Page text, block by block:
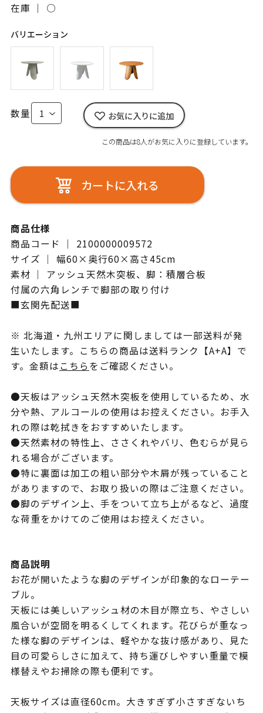
在庫 ｜ ○
バリエーション
数量 お気に入りに追加
この商品は8人がお気に入りに登録しています。
カートに入れる
商品仕様
商品コード ｜ 2100000009572
サイズ ｜ 幅60×奥行60×高さ45cm
素材 ｜ アッシュ天然木突板、脚：積層合板
付属の六角レンチで脚部の取り付け
■玄関先配送■
※ 北海道・九州エリアに関しましては一部送料が発
生いたします。こちらの商品は送料ランク【A+A】で
す。金額はこちらをご確認ください。
●天板はアッシュ天然木突板を使用しているため、水
分や熱、アルコールの使用はお控えください。お手入
れの際は乾拭きをおすすめいたします。
●天然素材の特性上、ささくれやバリ、色むらが見ら
れる場合がございます。
●特に裏面は加工の粗い部分や木屑が残っていること
がありますので、お取り扱いの際はご注意ください。
●脚のデザイン上、手をついて立ち上がるなど、過度
な荷重をかけてのご使用はお控えください。
商品説明
お花が開いたような脚のデザインが印象的なローテー
ブル。
天板には美しいアッシュ材の木目が際立ち、やさしい
風合いが空間を明るくしてくれます。花びらが重なっ
た様な脚のデザインは、軽やかな抜け感があり、見た
目の可愛らしさに加えて、持ち運びしやすい重量で模
様替えやお掃除の際も便利です。
天板サイズは直径60cm。大きすぎず小さすぎないち